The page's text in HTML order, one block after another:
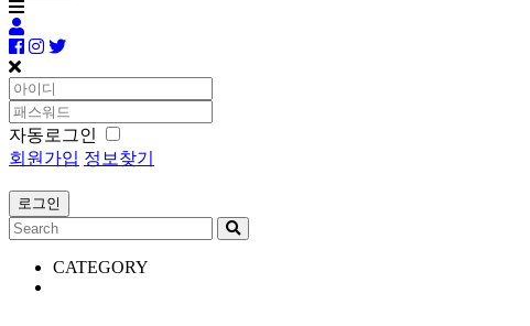
자동로그인
회원가입 정보찾기
CATEGORY